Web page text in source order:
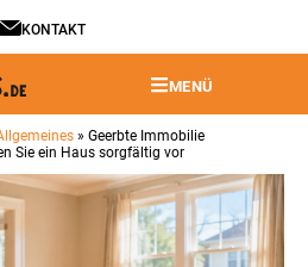
KONTAKT
MENÜ
» Geerbte Immobilie
Sie ein Haus sorgfältig vor